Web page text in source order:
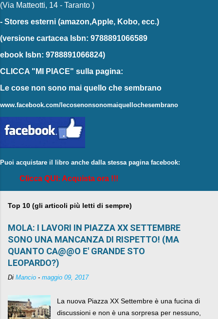
(Via Matteotti, 14 - Taranto )
- Stores esterni (amazon,Apple, Kobo, ecc.)
(versione cartacea Isbn: 9788891066589
ebook Isbn: 9788891066824)
CLICCA "MI PIACE" sulla pagina:
Le cose non sono mai quello che sembrano
www.facebook.com/lecosenonsonomaiquellochesembrano
Puoi acquistare il libro anche dalla stessa pagina facebook:
Clicca QUI: Acquista ora !!!
Top 10 (gli articoli più letti di sempre)
MOLA: I LAVORI IN PIAZZA XX SETTEMBRE
SONO UNA MANCANZA DI RISPETTO! (MA
QUANTO CA@@O E' GRANDE STO
LEOPARDO?)
Di Mancio - maggio 09, 2017
La nuova Piazza XX Settembre è una fucina di
discussioni e non è una sorpresa per nessuno,